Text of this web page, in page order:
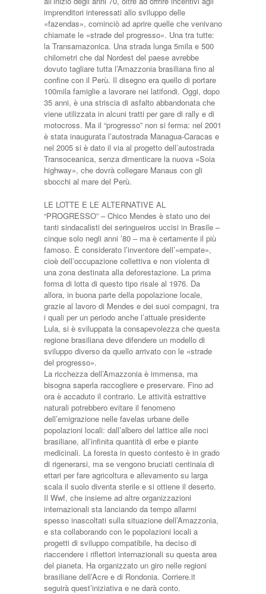
imprenditori interessati allo sviluppo delle
«fazendas», cominciò ad aprire quelle che venivano
chiamate le «strade del progresso». Una tra tutte:
la Transamazonica. Una strada lunga 5mila e 500
chilometri che dal Nordest del paese avrebbe
dovuto tagliare tutta l’Amazzonia brasiliana fino al
confine con il Perù. Il disegno era quello di portare
100mila famiglie a lavorare nei latifondi. Oggi, dopo
35 anni, è una striscia di asfalto abbandonata che
viene utilizzata in alcuni tratti per gare di rally e di
motocross. Ma il “progresso” non si ferma: nel 2001
è stata inaugurata l’autostrada Managua-Caracas e
nel 2005 si è dato il via al progetto dell’autostrada
Transoceanica, senza dimenticare la nuova «Soia
highway», che dovrà collegare Manaus con gli
sbocchi al mare del Perù.
LE LOTTE E LE ALTERNATIVE AL
“PROGRESSO” – Chico Mendes è stato uno dei
tanti sindacalisti dei seringueiros uccisi in Brasile –
cinque solo negli anni ’80 – ma è certamente il più
famoso. È considerato l’inventore dell’«empate»,
cioè dell’occupazione collettiva e non violenta di
una zona destinata alla deforestazione. La prima
forma di lotta di questo tipo risale al 1976. Da
allora, in buona parte della popolazione locale,
grazie al lavoro di Mendes e dei suoi compagni, tra
i quali per un periodo anche l’attuale presidente
Lula, si è sviluppata la consapevolezza che questa
regione brasiliana deve difendere un modello di
sviluppo diverso da quello arrivato con le «strade
del progresso».
La ricchezza dell’Amazzonia è immensa, ma
bisogna saperla raccogliere e preservare. Fino ad
ora è accaduto il contrario. Le attività estrattive
naturali potrebbero evitare il fenomeno
dell’emigrazione nelle favelas urbane delle
popolazioni locali: dall’albero del lattice alle noci
brasiliane, all’infinita quantità di erbe e piante
medicinali. La foresta in questo contesto è in grado
di rigenerarsi, ma se vengono bruciati centinaia di
ettari per fare agricoltura e allevamento su larga
scala il suolo diventa sterile e si ottiene il deserto.
Il Wwf, che insieme ad altre organizzazioni
internazionali sta lanciando da tempo allarmi
spesso inascoltati sulla situazione dell’Amazzonia,
e sta collaborando con le popolazioni locali a
progetti di sviluppo compatibile, ha deciso di
riaccendere i riflettori internazionali su questa area
del pianeta. Ha organizzato un giro nelle regioni
brasiliane dell’Acre e di Rondonia. Corriere.it
seguirà quest’iniziativa e ne darà conto.